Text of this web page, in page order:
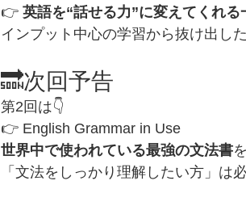
👉 英語を“話せる力”に変えてくれる
インプット中心の学習から抜け出し
🔜次回予告
第2回は👇
👉 English Grammar in Use
世界中で使われている最強の文法書
「文法をしっかり理解したい方」は